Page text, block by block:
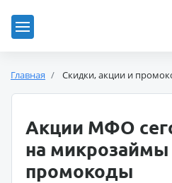
Главная Скидки, акции и
Акции МФО
на
промокоды